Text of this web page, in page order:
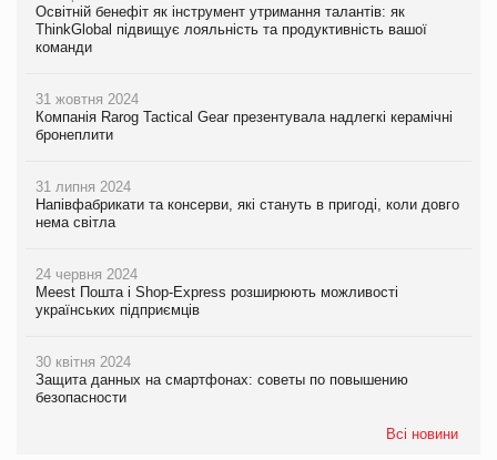
Освітній бенефіт як інструмент утримання талантів: як
ThinkGlobal підвищує лояльність та продуктивність вашої
команди
31 жовтня 2024
Компанія Rarog Tactical Gear презентувала надлегкі керамічні
бронеплити
31 липня 2024
Напівфабрикати та консерви, які стануть в пригоді, коли довго
нема світла
24 червня 2024
Meest Пошта і Shop-Express розширюють можливості
українських підприємців
30 квітня 2024
Защита данных на смартфонах: советы по повышению
безопасности
Всі новини